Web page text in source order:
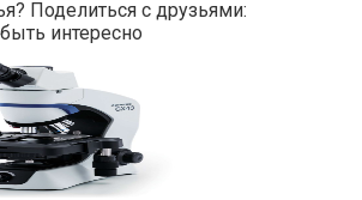
Поделиться с друзьями:
интересно